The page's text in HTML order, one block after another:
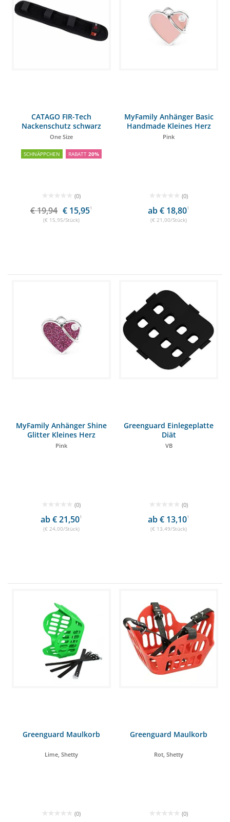
CATAGO FIR-Tech
Nackenschutz schwarz
One Size
SCHNÄPPCHEN RABATT 20%
(0)
€ 19,94 € 15,951
(€ 15,95/Stück)
MyFamily Anhänger Basic
Handmade Kleines Herz
Pink
(0)
ab € 18,801
(€ 21,00/Stück)
MyFamily Anhänger Shine
Glitter Kleines Herz
Pink
(0)
ab € 21,501
(€ 24,00/Stück)
Greenguard Einlegeplatte
Diät
VB
(0)
ab € 13,101
(€ 13,49/Stück)
Greenguard Maulkorb
Lime, Shetty
(0)
Greenguard Maulkorb
Rot, Shetty
(0)